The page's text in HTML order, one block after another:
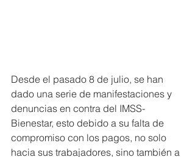
Desde el pasado 8 de julio, se han
dado una serie de manifestaciones y
denuncias en contra del IMSS-
Bienestar, esto debido a su falta de
compromiso con los pagos, no solo
hacia sus trabajadores, sino también a